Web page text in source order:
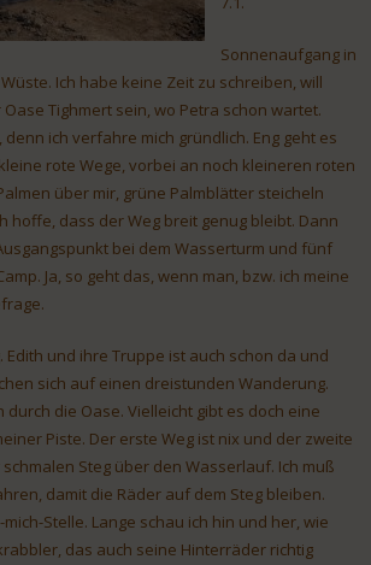
Sonnenaufgang in
Ich habe keine Zeit zu schreiben, will
Tighmert sein, wo Petra schon wartet.
denn ich verfahre mich gründlich. Eng geht es
rote Wege, vorbei an noch kleineren roten
über mir, grüne Palmblätter steicheln
hoffe, dass der Weg breit genug bleibt. Dann
bei dem Wasserturm und fünf
Ja, so geht das, wenn man, bzw. ich meine
Edith und ihre Truppe ist auch schon da und
sich auf einen dreistunden Wanderung.
durch die Oase. Vielleicht gibt es doch eine
Piste. Der erste Weg ist nix und der zweite
Steg über den Wasserlauf. Ich muß
damit die Räder auf dem Steg bleiben.
Stelle. Lange schau ich hin und her, wie
das auch seine Hinterräder richtig